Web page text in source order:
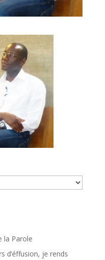
la Parole
d’éffusion, je rends